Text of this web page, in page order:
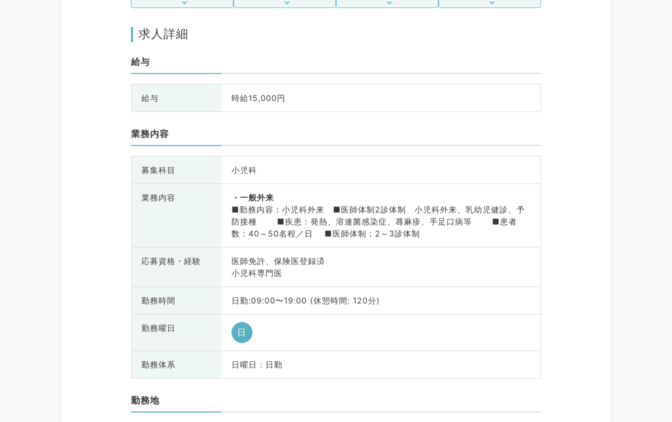
求人詳細
給与
給与 時給15,000円
業務内容
募集科目 小児科
業務内容
一般外来
■勤務内容：小児科外来 ■医師体制2診体制 小児科外来、乳幼児健診、予
防接種 ■疾患：発熱、溶連菌感染症、蕁麻疹、手足口病等 ■患者
数：40～50名程／日 ■医師体制：2～3診体制
応募資格・ 経験
医師免許、保険医登録済
小児科専門医
勤務時間 日勤:09:00〜19:00 (休憩時間: 120分)
勤務曜日 日
勤務体系 日曜日 : 日勤
勤務地